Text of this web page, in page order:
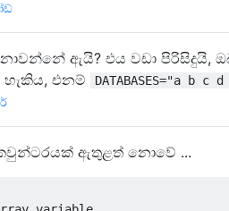
ඇයි? එය වඩා පිරිසිදුයි,
හැකිය, එනම්
DATABASES="a b c
​​ඇතුළත් නොවේ ...